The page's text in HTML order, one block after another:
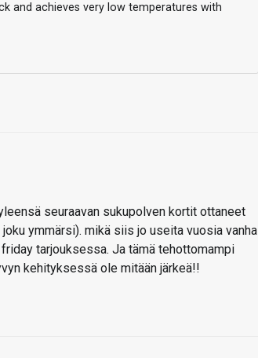
and achieves very low temperatures with
seuraavan sukupolven kortit ottaneet
ymmärsi). mikä siis jo useita vuosia vanha
tarjouksessa. Ja tämä tehottomampi
kehityksessä ole mitään järkeä!!